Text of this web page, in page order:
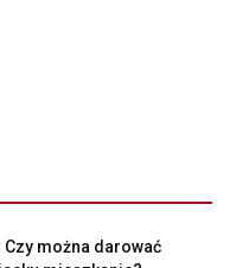
Czy można darować